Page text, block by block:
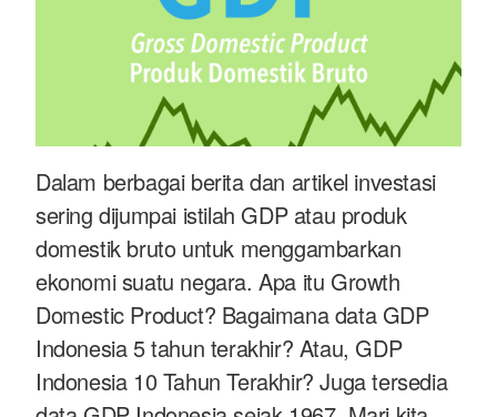
Dalam berbagai berita dan artikel investasi
sering dijumpai istilah GDP atau produk
domestik bruto untuk menggambarkan
ekonomi suatu negara. Apa itu Growth
Domestic Product? Bagaimana data GDP
Indonesia 5 tahun terakhir? Atau, GDP
Indonesia 10 Tahun Terakhir? Juga tersedia